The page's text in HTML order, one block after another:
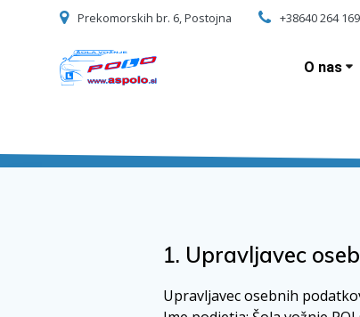
Prekomorskih br. 6, Postojna +38640 264 169
O nas
1. Upravljavec
Upravljavec osebnih